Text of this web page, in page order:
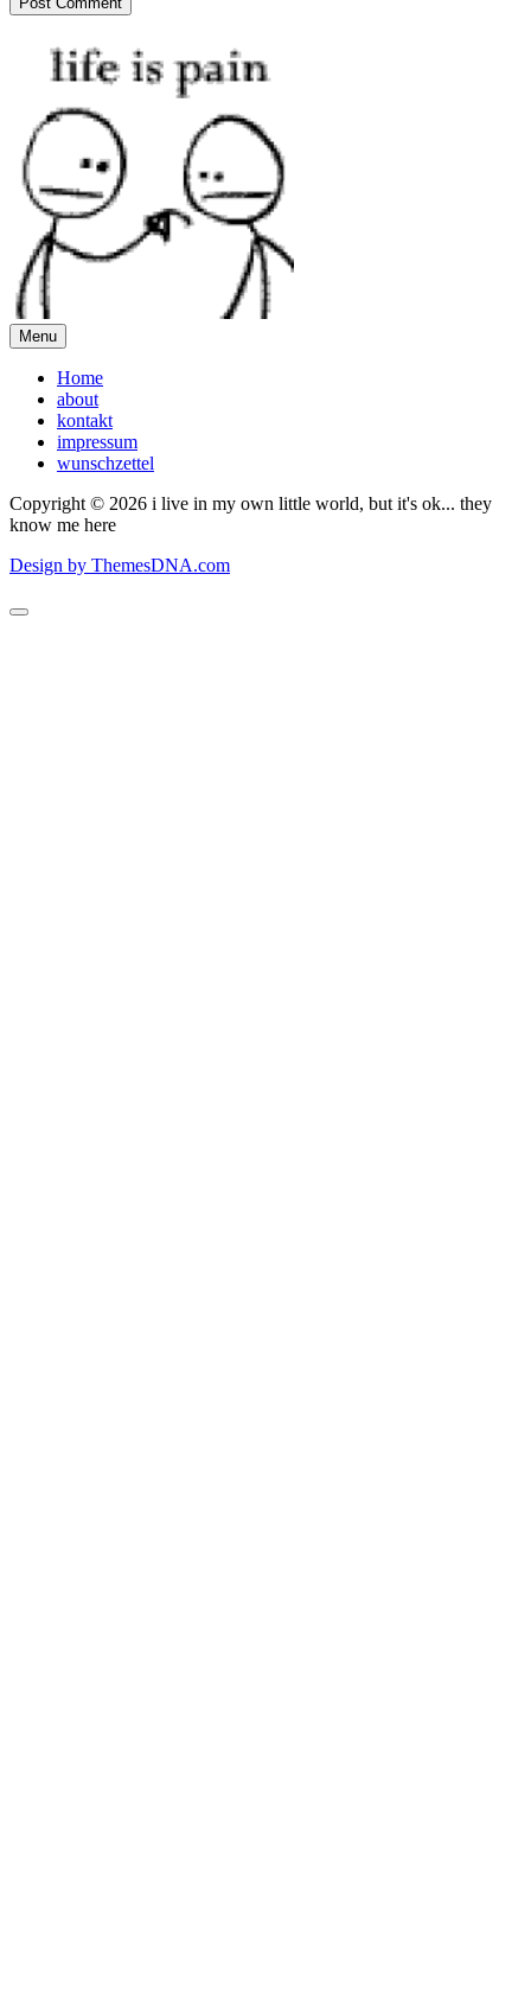
Menu
Home
about
kontakt
impressum
wunschzettel
Copyright © 2026 i live in my own little world, but it's ok... they
know me here
Design by ThemesDNA.com
Scroll